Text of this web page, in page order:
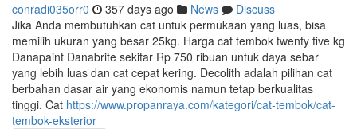
conradi035orr0 357 days ago News
Discuss
Jika Anda membutuhkan cat untuk permukaan yang luas, bisa
memilih ukuran yang besar 25kg. Harga cat tembok twenty five kg
Danapaint Danabrite sekitar Rp 750 ribuan untuk daya sebar
yang lebih luas dan cat cepat kering. Decolith adalah pilihan cat
berbahan dasar air yang ekonomis namun tetap berkualitas
tinggi. Cat https://www.propanraya.com/kategori/cat-tembok/cat-
tembok-eksterior